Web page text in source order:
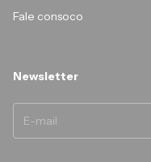
Fale consoco
Newsletter